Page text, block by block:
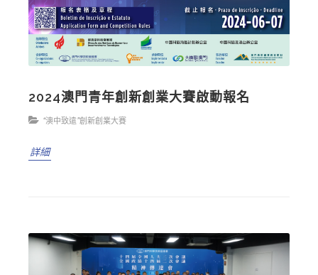
2024澳門青年創新創業大賽啟動報名
“澳中致遠”創新創業大賽
詳細